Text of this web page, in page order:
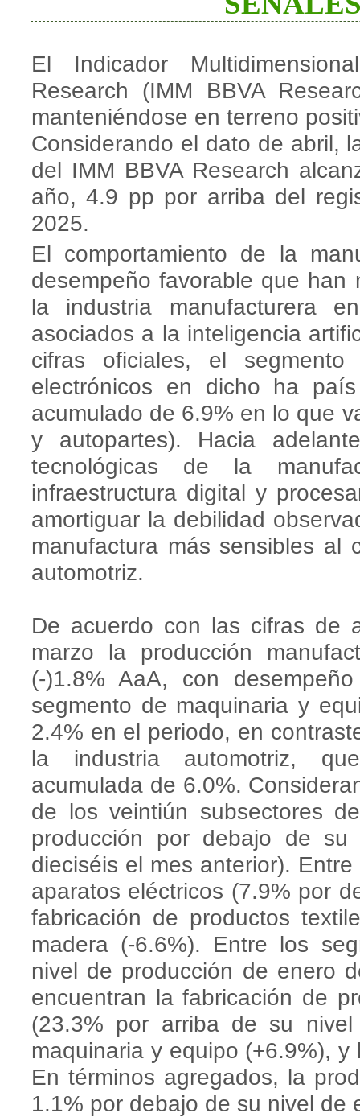
El Indicador
Research (IMM BBVA
manteniéndose en terreno
Considerando el dato de abril,
del IMM BBVA Research
año, 4.9 pp por arriba del
2025.
El comportamiento de la
desempeño favorable que han
la industria manufacturera
asociados a la inteligencia
cifras oficiales, el
electrónicos en dicho ha
acumulado de 6.9% en lo que
y autopartes). Hacia
tecnológicas de la
infraestructura digital y
amortiguar la debilidad
manufactura más sensibles al
automotriz.
De acuerdo con las cifras de
marzo la producción
(-)1.8% AaA, con
segmento de maquinaria y
2.4% en el periodo, en
la industria automotriz,
acumulada de 6.0%.
de los veintiún subsectores
producción por debajo de
dieciséis el mes anterior).
aparatos eléctricos (7.9% por
fabricación de productos
madera (-6.6%). Entre los
nivel de producción de enero
encuentran la fabricación de
(23.3% por arriba de su
maquinaria y equipo (+6.9%),
En términos agregados, la
1.1% por debajo de su nivel de